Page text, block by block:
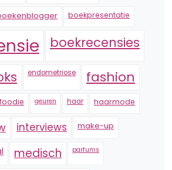
boekpresentatie
boekrecensies
endometriose fashion
foodie geuren haar haarmode
interviews make-up
medisch parfums